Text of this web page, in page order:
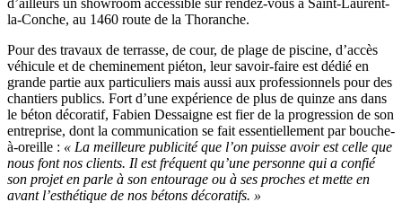
d’ailleurs un showroom accessible sur rendez-vous à Saint-Laurent-
la-Conche, au 1460 route de la Thoranche.
Pour des travaux de terrasse, de cour, de plage de piscine, d’accès
véhicule et de cheminement piéton, leur savoir-faire est dédié en
grande partie aux particuliers mais aussi aux professionnels pour des
chantiers publics. Fort d’une expérience de plus de quinze ans dans
le béton décoratif, Fabien Dessaigne est fier de la progression de son
entreprise, dont la communication se fait essentiellement par bouche-
à-oreille : « La meilleure publicité que l’on puisse avoir est celle que
nous font nos clients. Il est fréquent qu’une personne qui a confié
son projet en parle à son entourage ou à ses proches et mette en
avant l’esthétique de nos bétons décoratifs. »